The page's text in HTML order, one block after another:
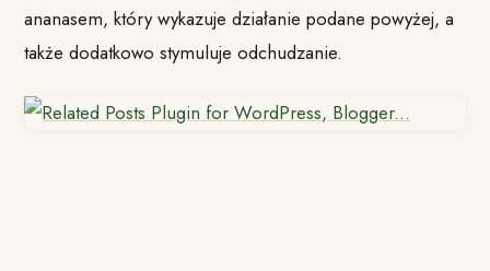
ananasem, który wykazuje działanie podane powyżej, a
także dodatkowo stymuluje odchudzanie.